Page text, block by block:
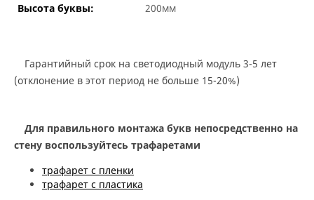
Высота буквы:
200мм
Гарантийный срок на светодиодный модуль 3-5 лет
(отклонение в этот период не больше 15-20%)
Для правильного монтажа букв непосредственно на
стену воспользуйтесь трафаретами
трафарет с пленки
трафарет с пластика